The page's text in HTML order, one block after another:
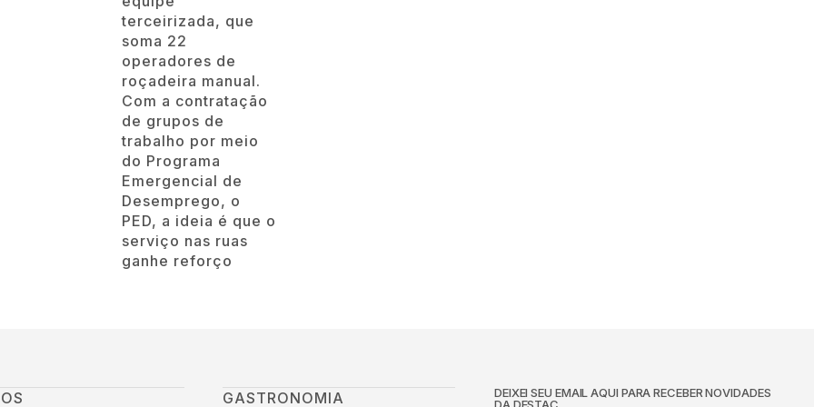
terceirizada, que
soma 22
operadores de
roçadeira manual.
Com a contratação
de grupos de
trabalho por meio
do Programa
Emergencial de
Desemprego, o
PED, a ideia é que o
serviço nas ruas
ganhe reforço
GASTRONOMIA
DEIXEI SEU EMAIL AQUI PARA RECEBER NOVIDADES